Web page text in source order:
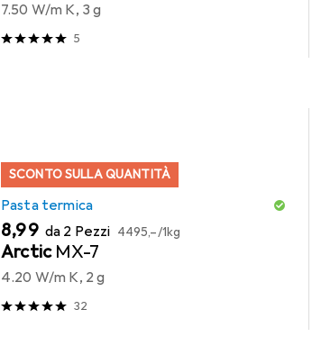
7.50 W/m K, 3 g
5
SCONTO SULLA QUANTITÀ
Pasta termica
EUR
8,99 da 2 Pezzi EUR
4495,–/1kg
Arctic MX-7
4.20 W/m K, 2 g
32